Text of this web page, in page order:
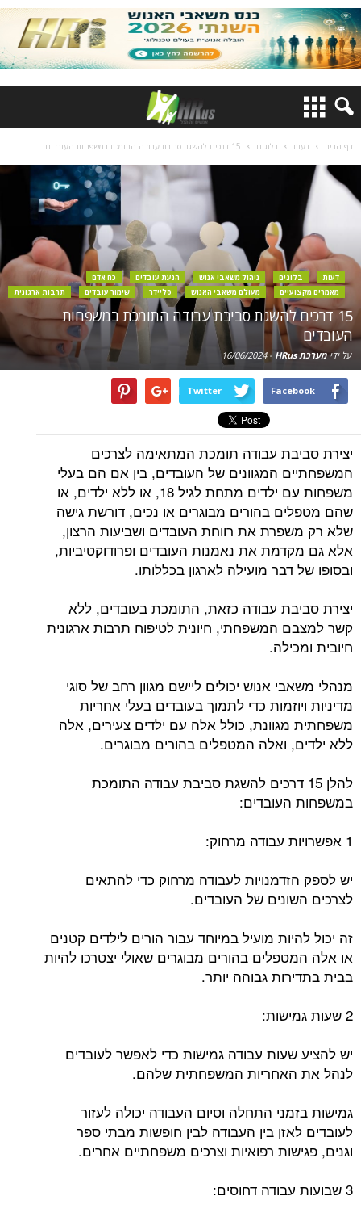
דף הבית דעות בלוגים 15 דרכים להשגת סביבת עבודה התומכת במשפחות העובדים
דעות בלוגים ניהול משאבי אנוש הנעת עובדים
כח אדם
מאמרים מקצועיים
מעולם משאבי האנוש סליידר שימור עובדים תרבות ארגונית
15 דרכים להשגת סביבת עבודה התומכת במשפחות
העובדים
על ידימערכת HRus -
16/06/2024
Facebook
Twitter
יצירת סביבת עבודה תומכת המתאימה לצרכים
המשפחתיים המגוונים של העובדים, בין אם הם בעלי
משפחות עם ילדים מתחת לגיל 18, או ללא ילדים, או
שהם מטפלים בהורים מבוגרים או נכים, דורשת גישה
שלא רק משפרת את רווחת העובדים ושביעות הרצון,
אלא גם מקדמת את נאמנות העובדים ופרודוקטיביות,
ובסופו של דבר מועילה לארגון בכללותו.
יצירת סביבת עבודה כזאת, התומכת בעובדים, ללא
קשר למצבם המשפחתי, חיונית לטיפוח תרבות ארגונית
חיובית ומכילה.
מנהלי משאבי אנוש יכולים ליישם מגוון רחב של סוגי
מדיניות ויוזמות כדי לתמוך בעובדים בעלי אחריות
משפחתית מגוונת, כולל אלה עם ילדים צעירים, אלה
ללא ילדים, ואלה המטפלים בהורים מבוגרים.
להלן 15 דרכים להשגת סביבת עבודה התומכת
במשפחות העובדים:
1 אפשרויות עבודה מרחוק:
יש לספק הזדמנויות לעבודה מרחוק כדי להתאים
לצרכים השונים של העובדים.
זה יכול להיות מועיל במיוחד עבור הורים לילדים קטנים
או אלה המטפלים בהורים מבוגרים שאולי יצטרכו להיות
בבית בתדירות גבוהה יותר.
2 שעות גמישות:
יש להציע שעות עבודה גמישות כדי לאפשר לעובדים
לנהל את האחריות המשפחתית שלהם.
גמישות בזמני התחלה וסיום העבודה יכולה לעזור
לעובדים לאזן בין העבודה לבין חופשות מבתי ספר
וגנים, פגישות רפואיות וצרכים משפחתיים אחרים.
3 שבועות עבודה דחוסים: